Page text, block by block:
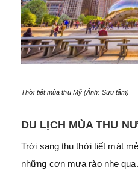
Thời tiết mùa thu Mỹ (Ảnh: Sưu tầm)
DU LỊCH MÙA THU
Trời sang thu thời tiết mát
những cơn mưa rào nhẹ